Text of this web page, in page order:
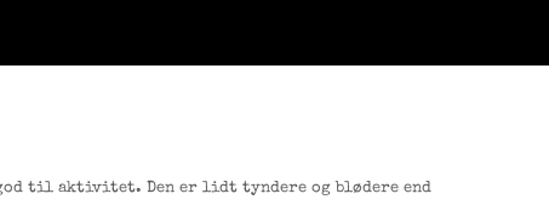
til aktivitet. Den er lidt tyndere og blødere end